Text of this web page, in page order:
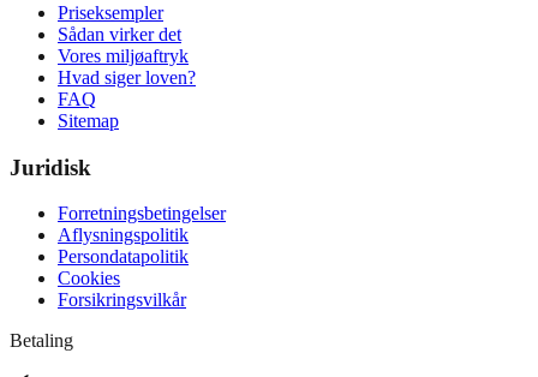
Priseksempler
Sådan virker det
Vores miljøaftryk
Hvad siger loven?
FAQ
Sitemap
Juridisk
Forretningsbetingelser
Aflysningspolitik
Persondatapolitik
Cookies
Forsikringsvilkår
Betaling